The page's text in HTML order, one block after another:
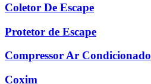
Coletor De Escape
Protetor de Escape
Compressor Ar Condicionado
Coxim